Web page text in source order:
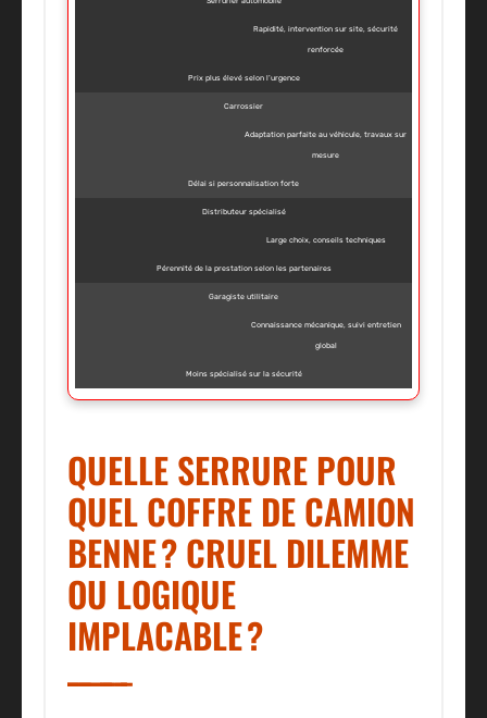
Rapidité, intervention sur site, sécurité
renforcée
Prix plus élevé selon l’urgence
Carrossier
Adaptation parfaite au véhicule, travaux sur
mesure
Délai si personnalisation forte
Distributeur spécialisé
Large choix, conseils techniques
Pérennité de la prestation selon les partenaires
Garagiste utilitaire
Connaissance mécanique, suivi entretien
global
Moins spécialisé sur la sécurité
QUELLE SERRURE POUR
QUEL COFFRE DE CAMION
BENNE ? CRUEL DILEMME
OU LOGIQUE
IMPLACABLE ?